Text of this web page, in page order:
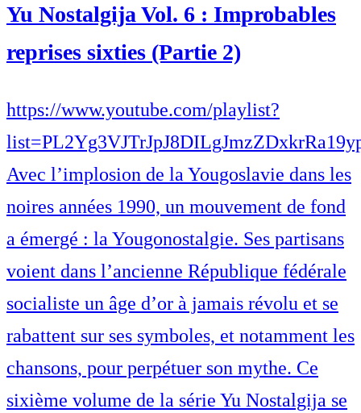
Yu Nostalgija Vol. 6 : Improbables
reprises sixties (Partie 2)
https://www.youtube.com/playlist?
Avec l’implosion de la Yougoslavie dans les
noires années 1990, un mouvement de fond
a émergé : la Yougonostalgie. Ses partisans
voient dans l’ancienne République fédérale
socialiste un âge d’or à jamais révolu et se
rabattent sur ses symboles, et notamment les
chansons, pour perpétuer son mythe. Ce
sixième volume de la série Yu Nostalgija se